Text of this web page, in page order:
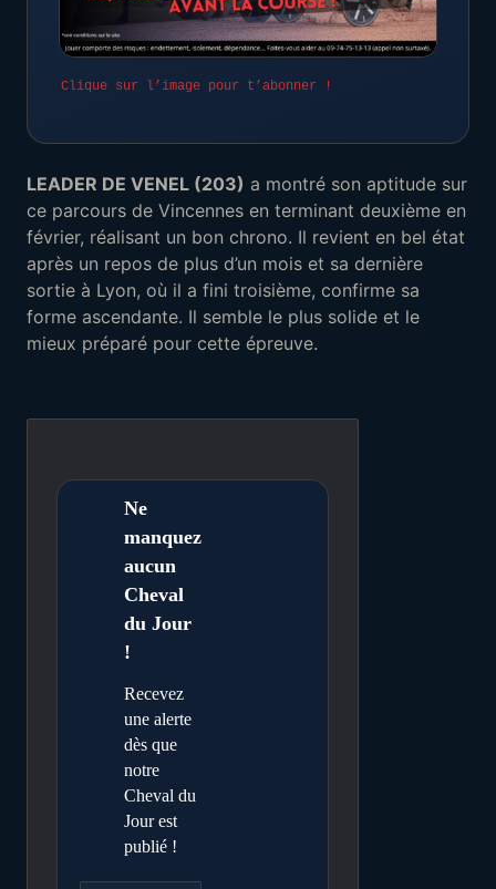
Clique sur l’image pour t’abonner !
LEADER DE VENEL (203) a montré son aptitude sur
ce parcours de Vincennes en terminant deuxième en
février, réalisant un bon chrono. Il revient en bel état
après un repos de plus d’un mois et sa dernière
sortie à Lyon, où il a fini troisième, confirme sa
forme ascendante. Il semble le plus solide et le
mieux préparé pour cette épreuve.
Ne
manquez
aucun
Cheval
du Jour
!
Recevez
une alerte
dès que
notre
Cheval du
Jour est
publié !